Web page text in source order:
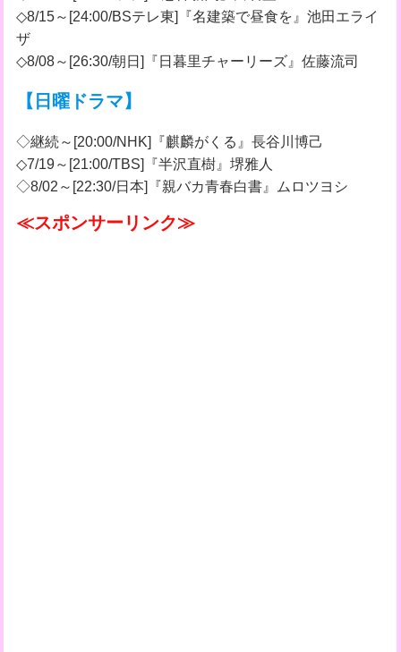
◇8/15～[24:00/BSテレ東]『名建築で昼食を』池田エライ
ザ
◇8/08～[26:30/朝日]『日暮里チャーリーズ』佐藤流司
【日曜ドラマ】
◇継続～[20:00/NHK]『麒麟がくる』長谷川博己
◇7/19～[21:00/TBS]『半沢直樹』堺雅人
◇8/02～[22:30/日本]『親バカ青春白書』ムロツヨシ
≪スポンサーリンク≫